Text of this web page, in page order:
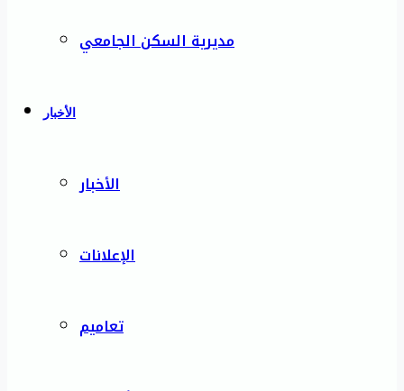
مديرية السكن الجامعي
الأخبار
الأخبار
الإعلانات
تعاميم